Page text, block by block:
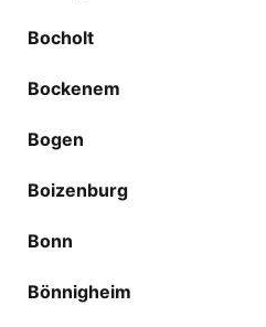
Bocholt
Bockenem
Bogen
Boizenburg
Bonn
Bönnigheim